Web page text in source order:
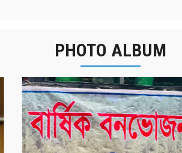
PHOTO ALBUM